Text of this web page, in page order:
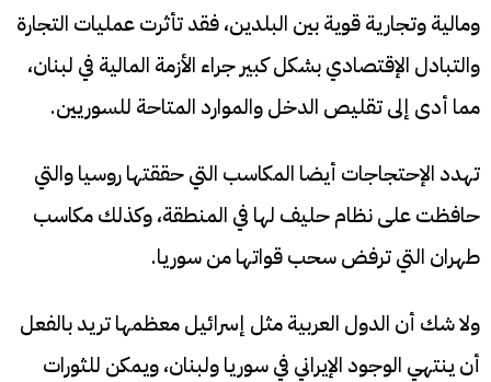
ومالية وتجارية قوية بين البلدين، فقد تأثرت عمليات التجارة
والتبادل الإقتصادي بشكل كبير جراء الأزمة المالية في لبنان،
مما أدى إلى تقليص الدخل والموارد المتاحة للسوريين.
تهدد الإحتجاجات أيضا المكاسب التي حققتها روسيا والتي
حافظت على نظام حليف لها في المنطقة، وكذلك مكاسب
طهران التي ترفض سحب قواتها من سوريا.
ولا شك أن الدول العربية مثل إسرائيل معظمها تريد بالفعل
أن ينتهي الوجود الإيراني في سوريا ولبنان، ويمكن للثورات